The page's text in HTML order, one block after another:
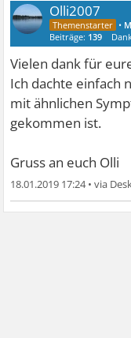
Olli2007
•
Beiträge: 139
Vielen dank für
Ich dachte einfach
mit ähnlichen
gekommen ist.
Gruss an euch Olli
18.01.2019 17:24•